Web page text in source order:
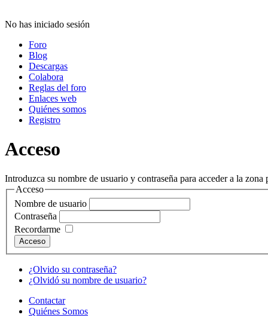
No has iniciado sesión
Foro
Blog
Descargas
Colabora
Reglas del foro
Enlaces web
Quiénes somos
Registro
Acceso
Introduzca su nombre de usuario y contraseña para acceder a la zona
Acceso
Nombre de usuario
Contraseña
Recordarme
¿Olvido su contraseña?
¿Olvidó su nombre de usuario?
Contactar
Quiénes Somos